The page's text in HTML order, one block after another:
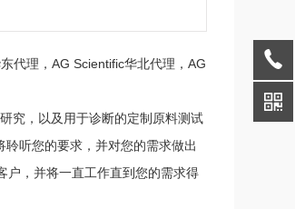
代理，AG Scientific华北代理，AG
究，以及用于诊断的定制原料测试
听您的要求，并对您的需求做出
户，并将一直工作直到您的需求得